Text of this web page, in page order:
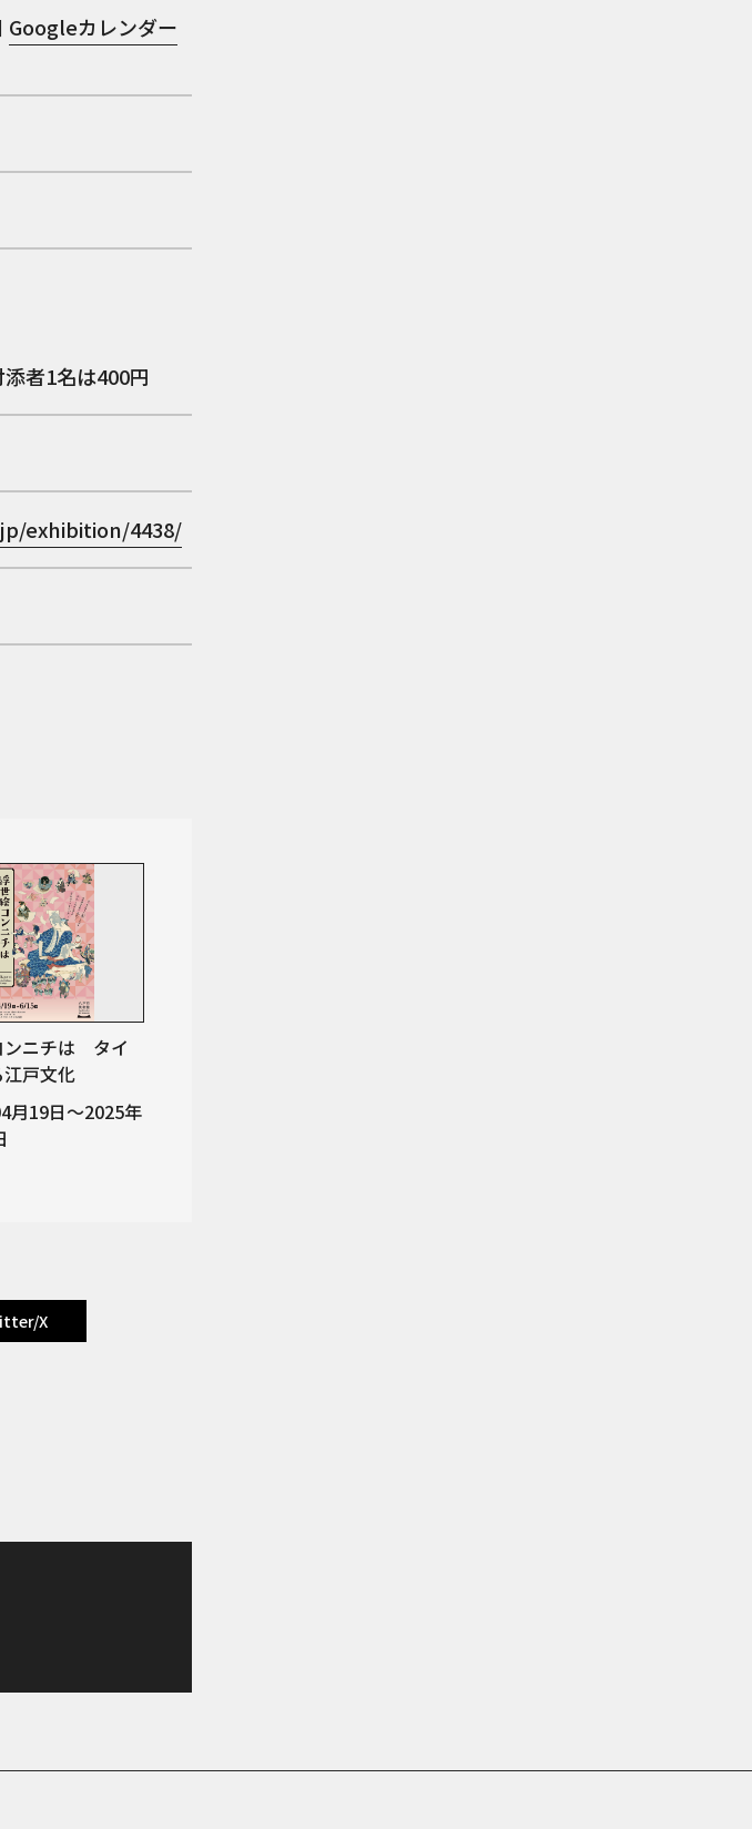
Googleカレンダー
者1名は400円
exhibition/4438/
ンニチは タイ
戸文化
月19日～2025年
X